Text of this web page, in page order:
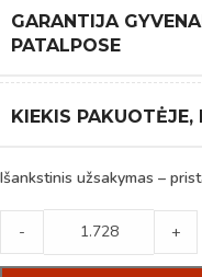
GARANTIJA
PATALPOSE
KIEKIS PAKUOTĖJE,
Išankstinis užsakymas –
- +